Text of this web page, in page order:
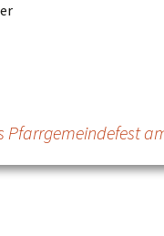
Pfarrgemeindefest